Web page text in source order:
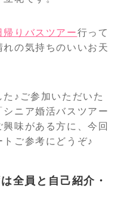
りバスツアー行って
の気持ちのいいお天
♪ご参加いただいた
ニア婚活バスツアー
味がある方に、今回
ご参考にどうぞ♪
全員と自己紹介・